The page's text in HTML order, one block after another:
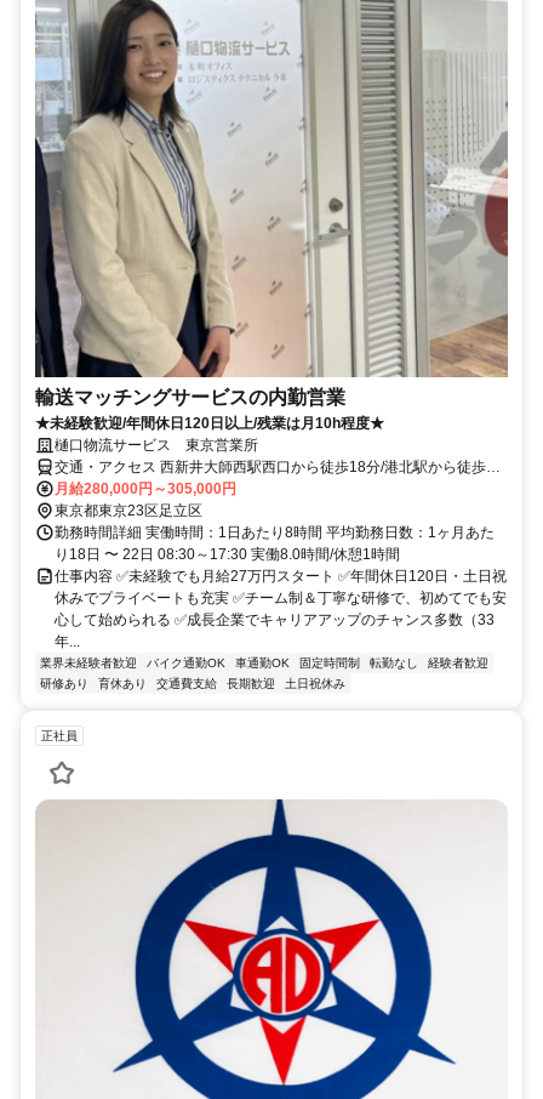
輸送マッチングサービスの内勤営業
★未経験歓迎/年間休日120日以上/残業は月10h程度★
樋口物流サービス 東京営業所
交通・アクセス 西新井大師西駅西口から徒歩18分/港北駅から徒歩20
分/バス停「椿2丁目」「鹿浜三丁目交差点」から徒歩3分
月給280,000円～305,000円
東京都東京23区足立区
勤務時間詳細 実働時間：1日あたり8時間 平均勤務日数：1ヶ月あた
り18日 〜 22日 08:30～17:30 実働8.0時間/休憩1時間
仕事内容 ✅未経験でも月給27万円スタート ✅年間休日120日・土日祝
休みでプライベートも充実 ✅チーム制＆丁寧な研修で、初めてでも安
心して始められる ✅成長企業でキャリアアップのチャンス多数（33
年...
業界未経験者歓迎 バイク通勤OK 車通勤OK 固定時間制 転勤なし
経験者歓迎
研修あり
育休あり 交通費支給 長期歓迎 土日祝休み
正社員